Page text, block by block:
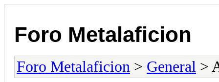
Foro Metalaficion
Foro Metalaficion > General >